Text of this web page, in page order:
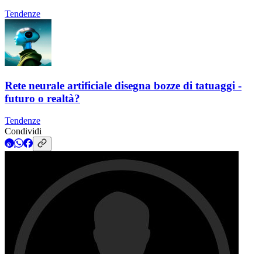
Tendenze
Rete neurale artificiale disegna bozze di tatuaggi -
futuro o realtà?
Tendenze
Condividi